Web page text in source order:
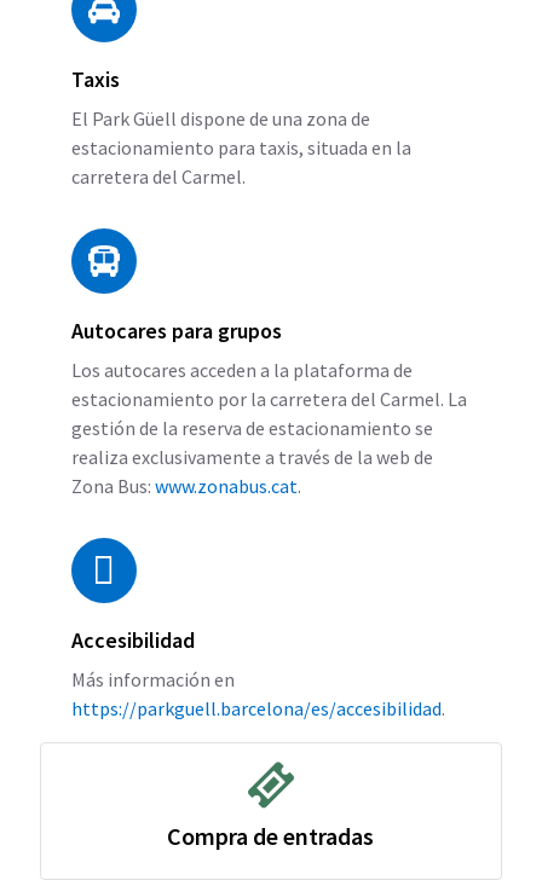
Taxis
El Park Güell dispone de una zona de
estacionamiento para taxis, situada en la
carretera del Carmel.
Autocares para grupos
Los autocares acceden a la plataforma de
estacionamiento por la carretera del Carmel. La
gestión de la reserva de estacionamiento se
realiza exclusivamente a través de la web de
Zona Bus: www.zonabus.cat.
Accesibilidad
Más información en
https://parkguell.barcelona/es/accesibilidad.
Compra de entradas